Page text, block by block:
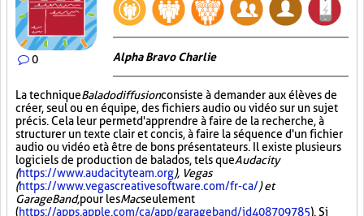
0 Alpha Bravo Charlie
La techniqueBaladodiffusionconsiste à demander aux élèves de
créer, seul ou en équipe, des fichiers audio ou vidéo sur un sujet
précis. Cela leur permet d'apprendre à faire de la recherche, à
structurer un texte clair et concis, à faire la séquence d'un fichier
audio ou vidéo et à être de bons présentateurs. Il existe plusieurs
logiciels de production de balados, tels queAudacity
(https://www.audacityteam.org), Vegas
(https://www.vegascreativesoftware.com/fr-ca/) et
GarageBand,pour lesMacseulement
(https://apps.apple.com/ca/app/garageband/id408709785). Si